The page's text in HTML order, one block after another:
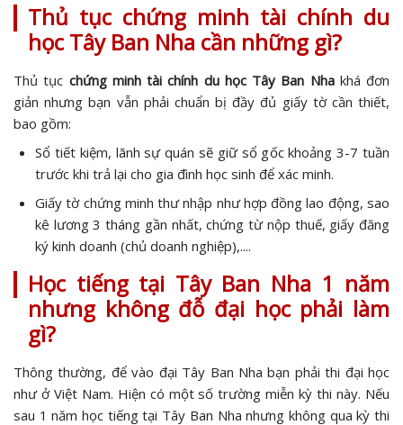
Thủ tục chứng minh tài chính du
học Tây Ban Nha cần những gì?
Thủ tục chứng minh tài chính du học Tây Ban Nha khá đơn
giản nhưng bạn vẫn phải chuẩn bị đầy đủ giấy tờ cần thiết,
bao gồm:
Sổ tiết kiệm, lãnh sự quán sẽ giữ sổ gốc khoảng 3-7 tuần
trước khi trả lại cho gia đình học sinh để xác minh.
Giấy tờ chứng minh thư nhập như hợp đồng lao động, sao
kê lương 3 tháng gần nhất, chứng từ nộp thuế, giấy đăng
ký kinh doanh (chủ doanh nghiệp),....
Học tiếng tại Tây Ban Nha 1 năm
nhưng không đỗ đại học phải làm
gì?
Thông thường, để vào đại Tây Ban Nha bạn phải thi đại học
như ở Việt Nam. Hiện có một số trường miễn kỳ thi này. Nếu
sau 1 năm học tiếng tại Tây Ban Nha nhưng không qua kỳ thi